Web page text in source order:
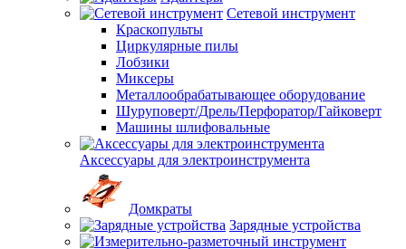
Сетевой инструмент
Краскопульты
Циркулярные пилы
Лобзики
Миксеры
Металлообрабатывающее оборудование
Шуруповерт/Дрель/Перфоратор/Гайковерт
Машины шлифовальные
Аксессуары для электроинструмента
Домкраты
Зарядные устройства